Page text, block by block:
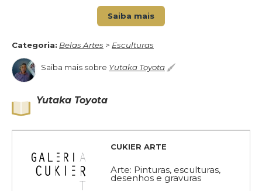
Saiba mais
Categoria: Belas Artes > Esculturas
Saiba mais sobre Yutaka Toyota
Yutaka Toyota
CUKIER ARTE
Arte: Pinturas, esculturas,
desenhos e gravuras